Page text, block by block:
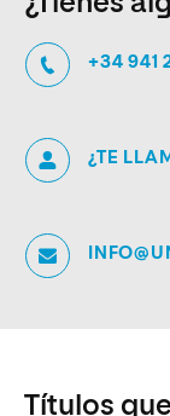
+34 941
¿TE
Títulos